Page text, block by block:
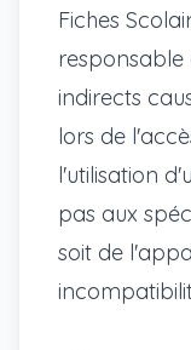
Fiches
indirects
lors de
l'utilisation
pas aux
soit de